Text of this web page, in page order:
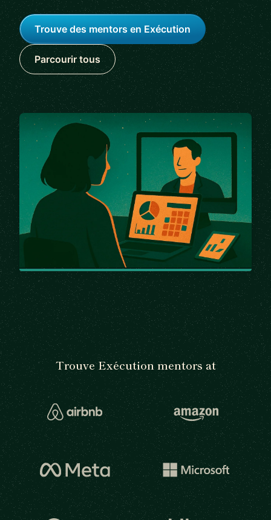
Trouve des mentors en Exécution
Parcourir tous
Trouve Exécution mentors at